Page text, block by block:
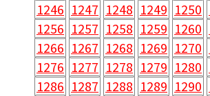
1246 1247 1248 1249 1250
1256 1257 1258 1259 1260
1266 1267 1268 1269 1270
1276 1277 1278 1279 1280
1286 1287 1288 1289 1290